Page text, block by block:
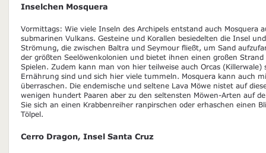
Inselchen Mosquera
Vormittags: Wie viele Inseln des Archipels entstand auch Mosquera
submarinen Vulkans. Gesteine und Korallen besiedelten die Insel
Strömung, die zwischen Baltra und Seymour fließt, um Sand
der größten Seelöwenkolonien und bietet ihnen einen großen
Spielen. Zudem kann man von hier teilweise auch Orcas (Killerwale)
Ernährung sind und sich hier viele tummeln. Mosquera kann auch
überraschen. Die endemische und seltene Lava Möwe nistet auf
wenigen hundert Paaren aber zu den seltensten Möwen-Arten auf
Sie sich an einen Krabbenreiher ranpirschen oder erhaschen einen
Tölpel.
Cerro Dragon, Insel Santa Cruz